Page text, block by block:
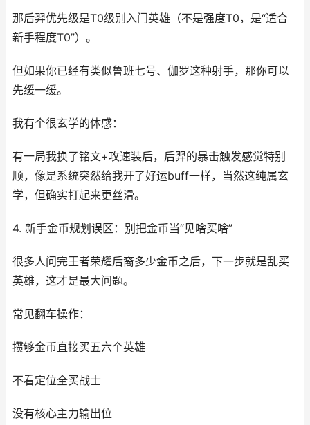
那后羿优先级是T0级别入门英雄（不是强度T0，是“适合
新手程度T0”）。
但如果你已经有类似鲁班七号、伽罗这种射手，那你可以
先缓一缓。
我有个很玄学的体感：
有一局我换了铭文+攻速装后，后羿的暴击触发感觉特别
顺，像是系统突然给我开了好运buff一样，当然这纯属玄
学，但确实打起来更丝滑。
4. 新手金币规划误区：别把金币当“见啥买啥”
很多人问完王者荣耀后裔多少金币之后，下一步就是乱买
英雄，这才是最大问题。
常见翻车操作：
攒够金币直接买五六个英雄
不看定位全买战士
没有核心主力输出位